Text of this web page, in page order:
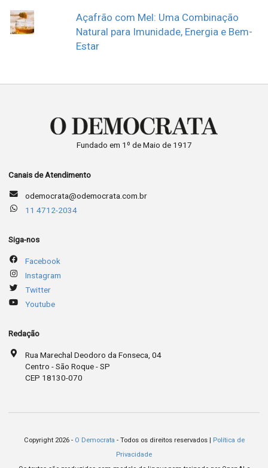
Açafrão com Mel: Uma Combinação
Natural para Imunidade, Energia e Bem-
Estar
Fundado em 1º de Maio de 1917
Canais de Atendimento
odemocrata@odemocrata.com.br
11 4712-2034
Siga-nos
Facebook
Instagram
Twitter
Youtube
Redação
Rua Marechal Deodoro da Fonseca, 04
Centro - São Roque - SP
CEP 18130-070
Copyright 2026 - O Democrata - Todos os direitos reservados | Política de
Privacidade